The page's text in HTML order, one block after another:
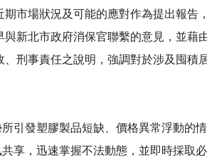
市場狀況及可能的應對作為提出報告
新北市政府消保官聯繫的意見，並藉
刑事責任之說明，強調對於涉及囤積
引發塑膠製品短缺、價格異常浮動的情
享，迅速掌握不法動態，並即時採取必